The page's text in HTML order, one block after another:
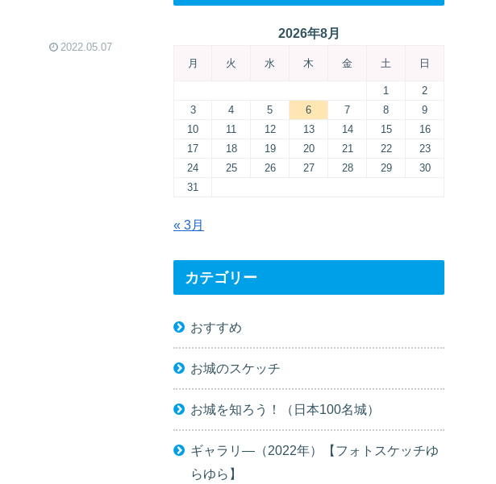
2022.05.07
2026年8月
月 火 水 木 金 土 日
1
2
3
4 5 6 7 8
9
10
11 12 13 14 15
16
17
18 19 20 21 22
23
24
25 26 27 28 29
30
31
« 3月
カテゴリー
おすすめ
お城のスケッチ
お城を知ろう！（日本100名城）
ギャラリ―（2022年）【フォトスケッチゆ
らゆら】